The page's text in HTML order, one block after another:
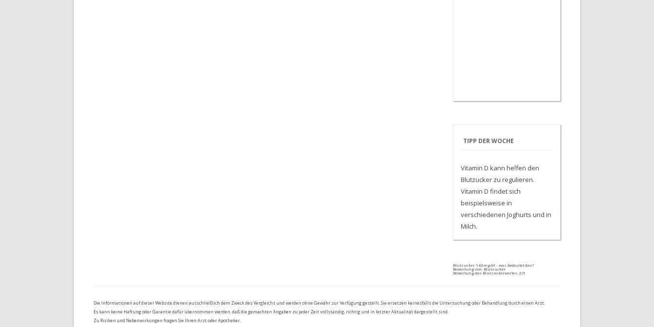
TIPP DER WOCHE
Vitamin D kann helfen den
Blutzucker zu regulieren.
Vitamin D findet sich
beispielsweise in
verschiedenen Joghurts und in
Milch.
Blutzucker 143mg/dl - was bedeutet das?
Bewertung von: Blutzucker
Bewertung des Blutzuckerwertes:2/5
Die Informationen auf dieser Website dienen ausschließlich dem Zweck des Vergleichs und werden ohne Gewähr zur Verfügung gestellt. Sie ersetzen keinesfalls die Untersuchung oder Behandlung durch einen Arzt.
Es kann keine Haftung oder Garantie dafür übernommen werden, daß die gemachten Angaben zu jeder Zeit vollständig, richtig und in letzter Aktualität dargestellt sind.
Zu Risiken und Nebenwirkungen fragen Sie Ihren Arzt oder Apotheker.